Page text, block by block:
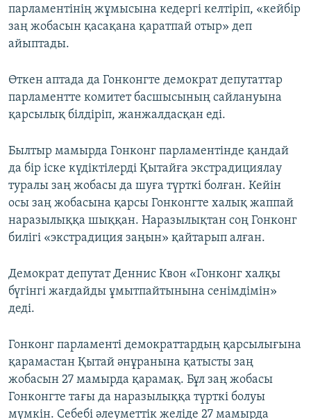
парламентінің жұмысына кедергі келтіріп, «кейбір
заң жобасын қасақана қаратпай отыр» деп
айыптады.
Өткен аптада да Гонконгте демократ депутаттар
парламентте комитет басшысының сайлануына
қарсылық білдіріп, жанжалдасқан еді.
Былтыр мамырда Гонконг парламентінде қандай
да бір іске күдіктілерді Қытайға экстрадициялау
туралы заң жобасы да шуға түрткі болған. Кейін
осы заң жобасына қарсы Гонконгте халық жаппай
наразылыққа шыққан. Наразылықтан соң Гонконг
билігі «экстрадиция заңын» қайтарып алған.
Демократ депутат Деннис Квон «Гонконг халқы
бүгінгі жағдайды ұмытпайтынына сенімдімін»
деді.
Гонконг парламенті демократтардың қарсылығына
қарамастан Қытай әнұранына қатысты заң
жобасын 27 мамырда қарамақ. Бұл заң жобасы
Гонконгте тағы да наразылыққа түрткі болуы
мүмкін. Себебі әлеуметтік желіде 27 мамырда